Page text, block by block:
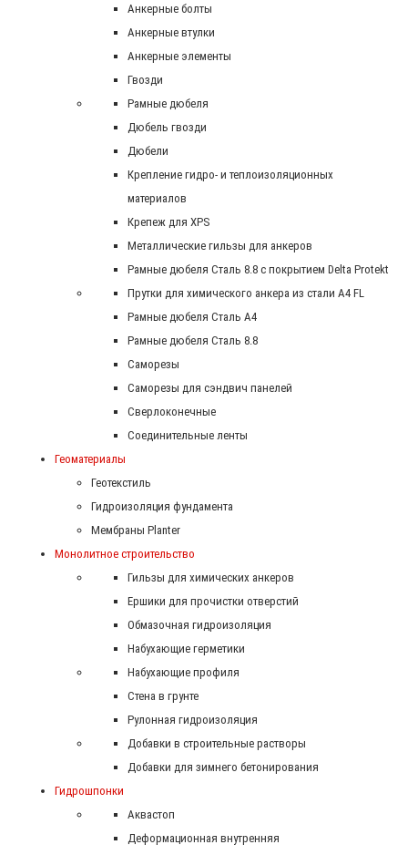
Анкерные болты
Анкерные втулки
Анкерные элементы
Гвозди
Рамные дюбеля
Дюбель гвозди
Дюбели
Крепление гидро- и теплоизоляционных
материалов
Крепеж для XPS
Металлические гильзы для анкеров
Рамные дюбеля Сталь 8.8 с покрытием Delta Protekt
Прутки для химического анкера из стали А4 FL
Рамные дюбеля Сталь A4
Рамные дюбеля Сталь 8.8
Саморезы
Саморезы для сэндвич панелей
Сверлоконечные
Соединительные ленты
Геоматериалы
Геотекстиль
Гидроизоляция фундамента
Мембраны Planter
Монолитное строительство
Гильзы для химических анкеров
Ершики для прочистки отверстий
Обмазочная гидроизоляция
Набухающие герметики
Набухающие профиля
Стена в грунте
Рулонная гидроизоляция
Добавки в строительные растворы
Добавки для зимнего бетонирования
Гидрошпонки
Аквастоп
Деформационная внутренняя